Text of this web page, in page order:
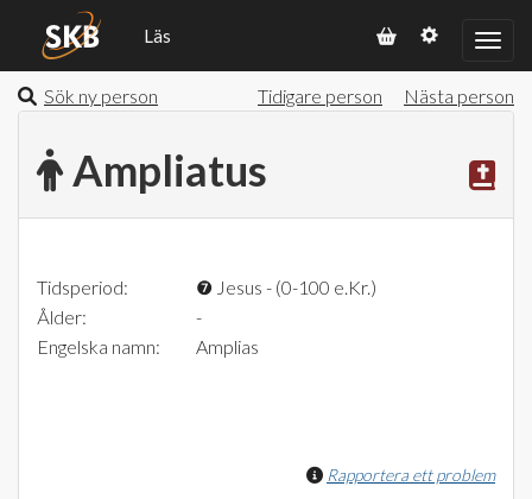
Läs
Sök ny person Tidigare person Nästa person
Ampliatus
Tidsperiod: ❼ Jesus - (0-100 e.Kr.)
Ålder:
-
Engelska namn:
Amplias
Rapportera ett problem